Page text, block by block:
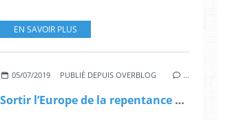
EN SAVOIR PLUS
05/07/2019 PUBLIÉ DEPUIS OVERBLOG …
Sortir l’Europe de la repentance et l’Afrique de l’infantilisme, par Kakou Ernest Tigori, Prix Mandela de littérature en 1917.